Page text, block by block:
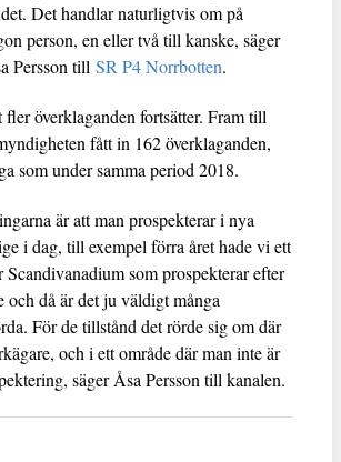
Det handlar naturligtvis om på
person, en eller två till kanske, säger
Persson till SR P4 Norrbotten.
överklaganden fortsätter. Fram till
fått in 162 överklaganden,
som under samma period 2018.
är att man prospekterar i nya
i dag, till exempel förra året hade vi ett
Scandivanadium som prospekterar efter
och då är det ju väldigt många
För de tillstånd det rörde sig om där
och i ett område där man inte är
säger Åsa Persson till kanalen.